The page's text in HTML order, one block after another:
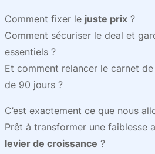
Comment fixer le juste prix ?
Comment sécuriser le deal et
essentiels ?
Et comment relancer le carnet
de 90 jours ?
C’est exactement ce que nous
Prêt à transformer une faiblesse
levier de croissance ?